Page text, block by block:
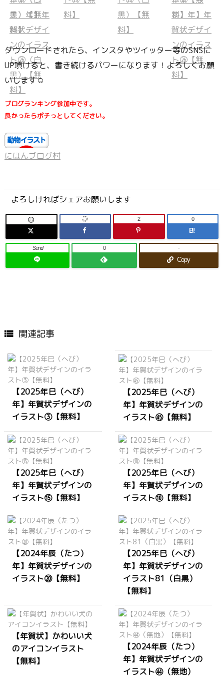
ダウンロードされたら、インスタやツイッター等のSNSに
UP頂けると、書き続けるパワーになります！よろしくお願
いします☺
ブログランキング参加中です。
良かったらポチっとしてください。
にほんブログ村
よろしければシェアお願いします
 2
B!
0
Send 0
Copy
-
 関連記事
【2025年巳（へび）
年】年賀状デザインの
イラスト③【無料】
【2025年巳（へび）
年】年賀状デザインの
イラスト㊺【無料】
【2025年巳（へび）
年】年賀状デザインの
イラスト⑮【無料】
【2025年巳（へび）
年】年賀状デザインの
イラスト⑩【無料】
【2024年辰（たつ）
年】年賀状デザインの
イラスト⑳【無料】
【2025年巳（へび）
年】年賀状デザインの
イラスト81（白黒）
【無料】
【年賀状】かわいい犬
のアイコンイラスト
【無料】
【2024年辰（たつ）
年】年賀状デザインの
イラスト㊹（無地）